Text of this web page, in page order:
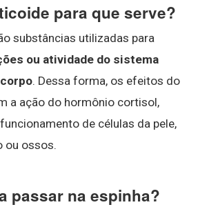
para que serve?
substâncias utilizadas para
ou atividade do sistema
. Dessa forma, os efeitos do
a ação do hormônio cortisol,
de células da pele,
ou ossos.
passar na espinha?